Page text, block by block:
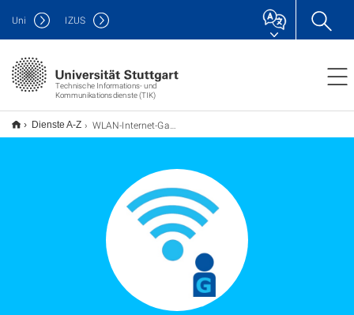
Technische Informations- und
Kommunikationsdienste (TIK)
Uni IZUS
Dienste A-Z WLAN-Internet-Gastzugang